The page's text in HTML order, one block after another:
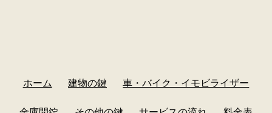
ホーム 建物の鍵 車・バイク・イモビライザー